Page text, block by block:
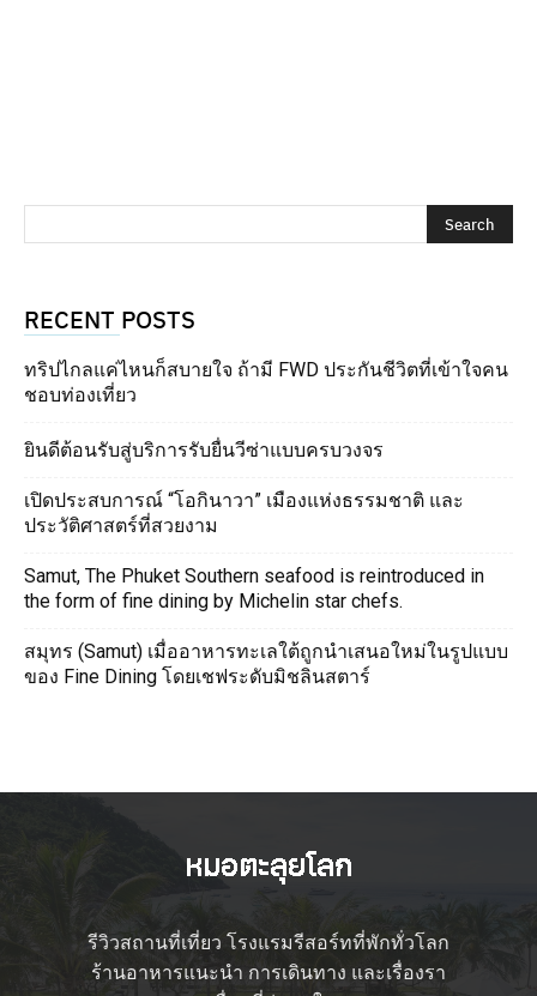
RECENT POSTS
ทริปไกลแค่ไหนก็สบายใจ ถ้ามี FWD ประกันชีวิตที่เข้าใจคน
ชอบท่องเที่ยว
ยินดีต้อนรับสู่บริการรับยื่นวีซ่าแบบครบวงจร
เปิดประสบการณ์ “โอกินาวา” เมืองแห่งธรรมชาติ และ
ประวัติศาสตร์ที่สวยงาม
Samut, The Phuket Southern seafood is reintroduced in
the form of fine dining by Michelin star chefs.
สมุทร (Samut) เมื่ออาหารทะเลใต้ถูกนำเสนอใหม่ในรูปแบบ
ของ Fine Dining โดยเชฟระดับมิชลินสตาร์
รีวิวสถานที่เที่ยว โรงแรมรีสอร์ทที่พักทั่วโลก
ร้านอาหารแนะนำ การเดินทาง และเรื่องรา